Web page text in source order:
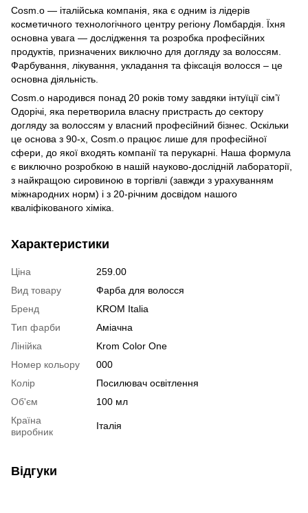
Cosm.o — італійська компанія, яка є одним із лідерів
косметичного технологічного центру регіону Ломбардія. Їхня
основна увага — дослідження та розробка професійних
продуктів, призначених виключно для догляду за волоссям.
Фарбування, лікування, укладання та фіксація волосся – це
основна діяльність.
Cosm.o народився понад 20 років тому завдяки інтуїції сім’ї
Одорічі, яка перетворила власну пристрасть до сектору
догляду за волоссям у власний професійний бізнес. Оскільки
це основа з 90-х, Cosm.o працює лише для професійної
сфери, до якої входять компанії та перукарні. Наша формула
є виключно розробкою в нашій науково-дослідній лабораторії,
з найкращою сировиною в торгівлі (завжди з урахуванням
міжнародних норм) і з 20-річним досвідом нашого
кваліфікованого хіміка.
Характеристики
Ціна
259.00
Вид товару
Фарба для волосся
Бренд
KROM Italia
Тип фарби
Аміачна
Лінійка
Krom Color One
Номер кольору
000
Колір
Посилювач освітлення
Об'єм
100 мл
Країна
виробник
Італія
Відгуки